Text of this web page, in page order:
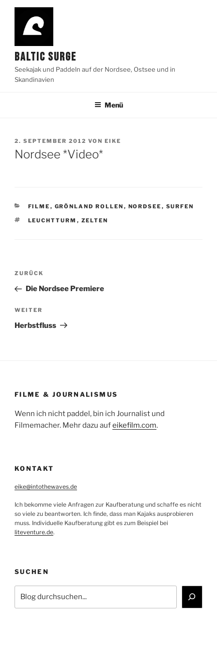
Zum
springen
BALTIC SURGE
Seekajak und Paddeln auf der Nordsee, Ostsee und in
Skandinavien
Menü
VERÖFFENTLICHT
AM
2. SEPTEMBER 2012 VON EIKE
Nordsee *Video*
KATEGORIEN
FILME , GRÖNLAND ROLLEN , NORDSEE , SURFEN
SCHLAGWÖRTER
LEUCHTTURM , ZELTEN
Beitragsnavigation
Vorheriger
Beitrag
ZURÜCK
Die Nordsee Premiere
Nächster
Beitrag
WEITER
Herbstfluss
FILME & JOURNALISMUS
Wenn ich nicht paddel, bin ich Journalist und
Filmemacher. Mehr dazu aufeikefilm.com.
KONTAKT
eike@intothewaves.de
Ich bekomme viele Anfragen zur Kaufberatung und schaffe es nicht
so viele zu beantworten. Ich finde, dass man Kajaks ausprobieren
muss. Individuelle Kaufberatung gibt es zum Beispiel bei
liteventure.de.
SUCHEN